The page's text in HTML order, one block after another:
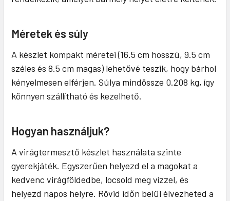
Méretek és súly
A készlet kompakt méretei (16.5 cm hosszú, 9.5 cm
széles és 8.5 cm magas) lehetővé teszik, hogy bárhol
kényelmesen elférjen. Súlya mindössze 0.208 kg, így
könnyen szállítható és kezelhető.
Hogyan használjuk?
A virágtermesztő készlet használata szinte
gyerekjáték. Egyszerűen helyezd el a magokat a
kedvenc virágföldedbe, locsold meg vízzel, és
helyezd napos helyre. Rövid időn belül élvezheted a